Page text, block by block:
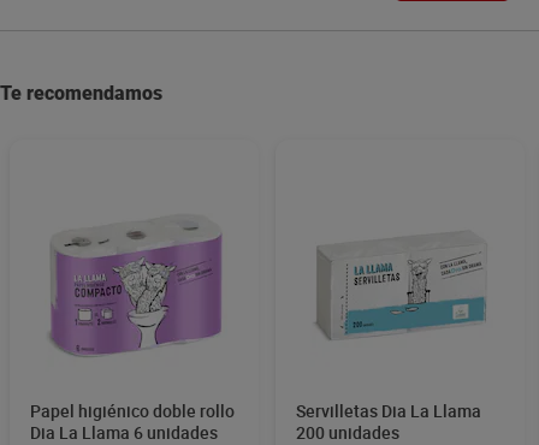
Te recomendamos
Papel higiénico doble rollo
Dia La Llama 6 unidades
Servilletas Dia La Llama
200 unidades